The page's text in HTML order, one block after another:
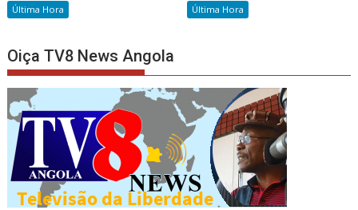
Última Hora Última Hora
Oiça TV8 News Angola